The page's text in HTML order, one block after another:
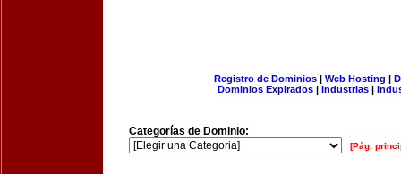
Registro de Dominios| Web Hosting |
Dominios Expirados | Industrias |
Categorías de Dominio:
[Pág.